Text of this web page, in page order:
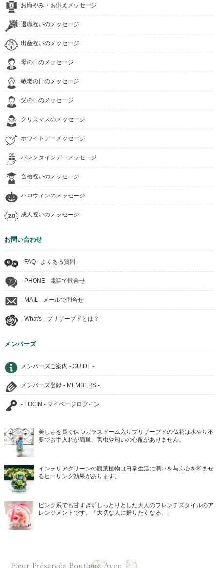
お悔やみ・お供えメッセージ
退職祝いのメッセージ
出産祝いのメッセージ
母の日のメッセージ
敬老の日のメッセージ
父の日のメッセージ
クリスマスのメッセージ
ホワイトデーメッセージ
バレンタインデーメッセージ
合格祝いのメッセージ
ハロウィンのメッセージ
成人祝いのメッセージ
お問い合わせ
- FAQ - よくある質問
- PHONE - 電話で問合せ
- MAIL - メールで問合せ
- What's - プリザーブドとは？
メンバーズ
メンバーズご案内 - GUIDE -
メンバーズ登録 - MEMBERS -
- LOGIN - マイページログイン
美しさを長く保つガラスドーム入りプリザーブドの仏花は水やり不
要でお手入れが簡単、害虫や匂いの心配がありません。
インテリアグリーンの観葉植物は日常生活に潤いを与え心を和ませ
るヒーリング効果があります。
ピンク系でも甘すぎずしっとりとした大人のフレンチスタイルのア
レンジメントです。「大切な人に贈りたくなる。」